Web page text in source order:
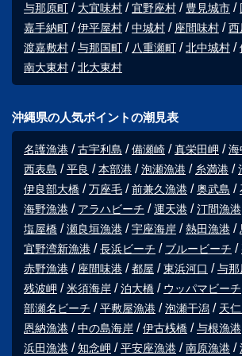
与那原町
大宜味村 宜野座村 豊見城市
嘉手納町
伊平屋村 中城村 座間味村 西
渡嘉敷村
与那国町 八重瀬町 北中城村
南大東村
北大東村
沖縄県の人気ポイントの潮見表
名護漁港 古宇利島 備瀬崎 真栄田岬 海
西表島
平良 本部港 泡瀬漁港 糸満港
伊良部大橋
万座毛 前兼久漁港 奥武島
海野漁港
アラハビーチ 運天港 汀間漁港
塩屋橋
瀬良垣漁港 宇座海岸 熱田漁港
宜野湾新漁港
長浜ビーチ ブルービーチ
赤野漁港
座間味港 都屋 東浜河口
与那
残波岬
米須海岸 泊大橋 ウッパマビーチ
部瀬名ビーチ
平敷屋漁港 泡瀬干潟 天
恩納漁港
中の島海岸 伊古桟橋 与根漁港
浜田漁港
知念岬 平安座漁港 南原漁港